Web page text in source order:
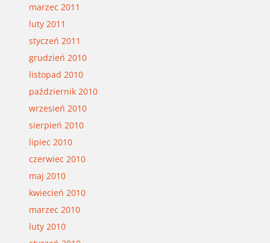
marzec 2011
luty 2011
styczeń 2011
grudzień 2010
listopad 2010
październik 2010
wrzesień 2010
sierpień 2010
lipiec 2010
czerwiec 2010
maj 2010
kwiecień 2010
marzec 2010
luty 2010